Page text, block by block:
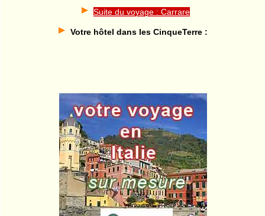
Suite du voyage : Carrare
Votre hôtel dans les CinqueTerre :